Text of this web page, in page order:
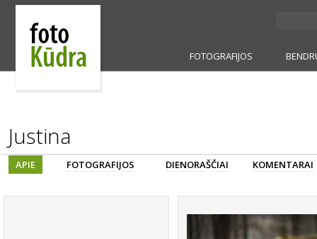
FOTOGRAFIJOS
Justina
APIE FOTOGRAFIJOS DIENORAŠČIAI KOMENTARAI